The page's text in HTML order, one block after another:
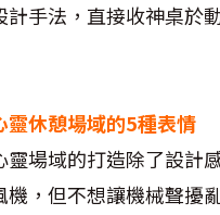
計手法，直接收神桌於
靈休憩場域的5種表情
靈場域的打造除了設計
機，但不想讓機械聲擾